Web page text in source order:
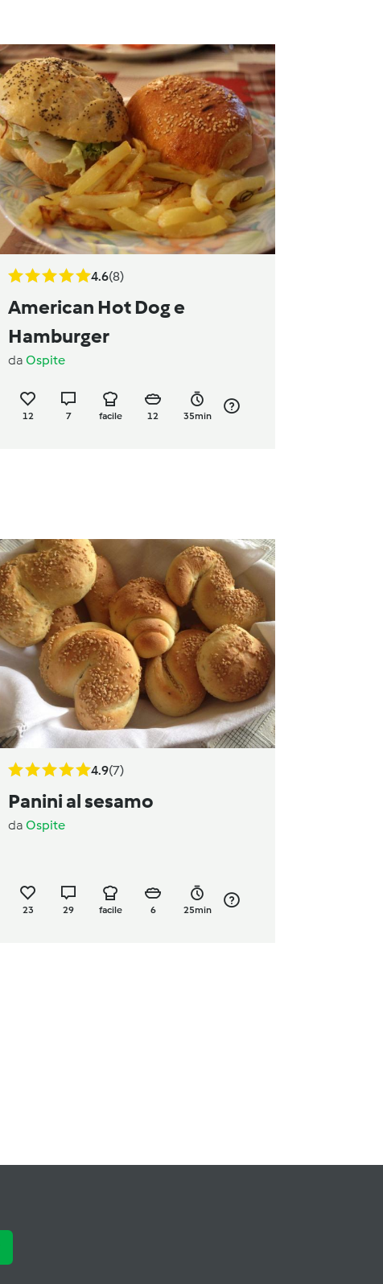
4.6(8)
American Hot Dog e
Hamburger
da Ospite
12 7 facile 12 35min
4.9(7)
Panini al sesamo
da Ospite
23 29 facile 6 25min